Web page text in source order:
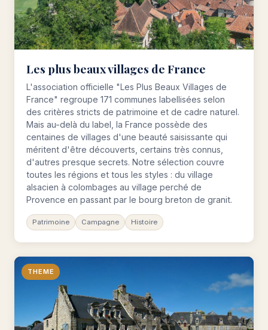
Les plus beaux villages de France
L'association officielle "Les Plus Beaux Villages de
France" regroupe 171 communes labellisées selon
des critères stricts de patrimoine et de cadre naturel.
Mais au-delà du label, la France possède des
centaines de villages d'une beauté saisissante qui
méritent d'être découverts, certains très connus,
d'autres presque secrets. Notre sélection couvre
toutes les régions et tous les styles : du village
alsacien à colombages au village perché de
Provence en passant par le bourg breton de granit.
Patrimoine Campagne Histoire
THEME